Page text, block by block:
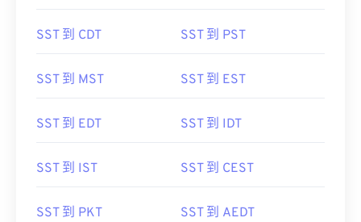
SST 到 CDT SST 到 PST
SST 到 MST SST 到 EST
SST 到 EDT SST 到 IDT
SST 到 IST SST 到 CEST
SST 到 PKT SST 到 AEDT